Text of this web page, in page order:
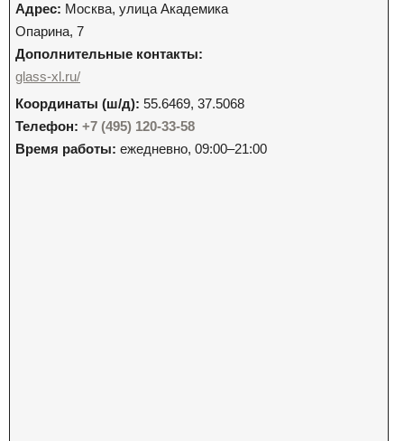
Адрес: Москва, улица Академика
Опарина, 7
Дополнительные контакты:
glass-xl.ru/
Координаты (ш/д): 55.6469, 37.5068
Телефон: +7 (495) 120-33-58
Время работы: ежедневно, 09:00–21:00